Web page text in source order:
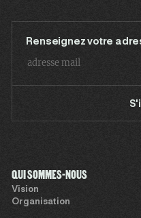
Renseignez votre
QUI SOMMES-NOUS
Vision
Organisation